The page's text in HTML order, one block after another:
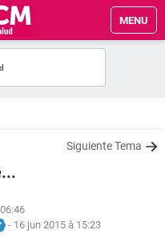
MENU
Siguiente Tema
- 16 jun 2015 à 15:23